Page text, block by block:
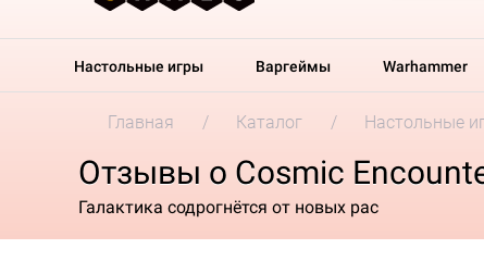
Настольные игры Варгеймы Warhammer
Главная Каталог Настольные
Отзывы о Cosmic
Галактика содрогнётся от новых рас